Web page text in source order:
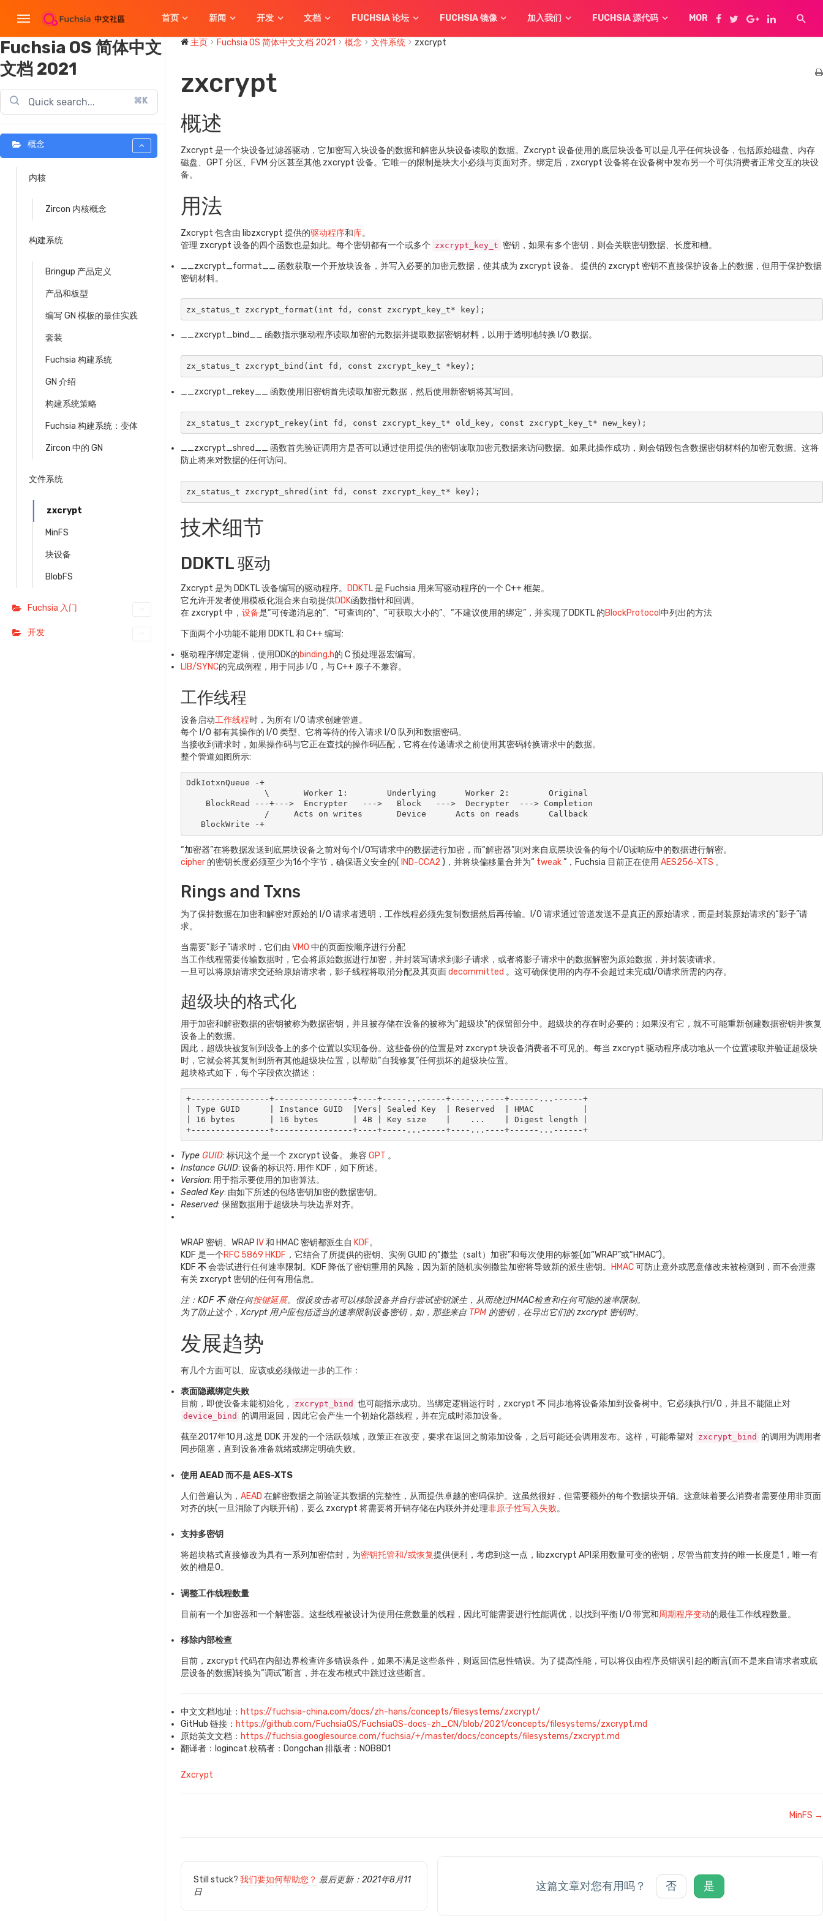
首页 新闻 开发 文档 FUCHSIA 论坛 FUCHSIA 镜像 加入我们 FUCHSIA 源代码 MORE
Fuchsia OS 简体中文
文档 2021
⌘K
概念
内核
Zircon 内核概念
构建系统
Bringup 产品定义
产品和板型
编写 GN 模板的最佳实践
套装
Fuchsia 构建系统
GN 介绍
构建系统策略
Fuchsia 构建系统：变体
Zircon 中的 GN
文件系统
zxcrypt
MinFS
块设备
BlobFS
Fuchsia 入门
开发
主页 Fuchsia OS 简体中文文档 2021 概念 文件系统 zxcrypt
zxcrypt
概述
Zxcrypt 是一个块设备过滤器驱动，它加密写入块设备的数据和解密从块设备读取的数据。Zxcrypt 设备使用的底层块设备可以是几乎任何块设备，包括原始磁盘、内存
磁盘、GPT 分区、FVM 分区甚至其他 zxcrypt 设备。它唯一的限制是块大小必须与页面对齐。绑定后，zxcrypt 设备将在设备树中发布另一个可供消费者正常交互的块设
备。
用法
Zxcrypt 包含由 libzxcrypt 提供的驱动程序和库。
管理 zxcrypt 设备的四个函数也是如此。每个密钥都有一个或多个 zxcrypt_key_t 密钥，如果有多个密钥，则会关联密钥数据、长度和槽。
__zxcrypt_format__ 函数获取一个开放块设备，并写入必要的加密元数据，使其成为 zxcrypt 设备。 提供的 zxcrypt 密钥不直接保护设备上的数据，但用于保护数据
密钥材料。
zx_status_t zxcrypt_format(int fd, const zxcrypt_key_t* key);
__zxcrypt_bind__ 函数指示驱动程序读取加密的元数据并提取数据密钥材料，以用于透明地转换 I/O 数据。
zx_status_t zxcrypt_bind(int fd, const zxcrypt_key_t *key);
__zxcrypt_rekey__ 函数使用旧密钥首先读取加密元数据，然后使用新密钥将其写回。
zx_status_t zxcrypt_rekey(int fd, const zxcrypt_key_t* old_key, const zxcrypt_key_t* new_key);
__zxcrypt_shred__ 函数首先验证调用方是否可以通过使用提供的密钥读取加密元数据来访问数据。如果此操作成功，则会销毁包含数据密钥材料的加密元数据。这将
防止将来对数据的任何访问。
zx_status_t zxcrypt_shred(int fd, const zxcrypt_key_t* key);
技术细节
DDKTL 驱动
Zxcrypt 是为 DDKTL 设备编写的驱动程序。 DDKTL是 Fuchsia 用来写驱动程序的一个 C++ 框架。
它允许开发者使用模板化混合来自动提供DDK函数指针和回调。
在 zxcrypt 中， 设备是“可传递消息的”、“可查询的”、“可获取大小的”、“不建议使用的绑定”，并实现了DDKTL 的BlockProtocol 中列出的方法
下面两个小功能不能用 DDKTL 和 C++ 编写:
驱动程序绑定逻辑，使用DDK的binding.h的 C 预处理器宏编写。
LIB/SYNC的完成例程，用于同步 I/O，与 C++ 原子不兼容。
工作线程
设备启动工作线程时，为所有 I/O 请求创建管道。
每个 I/O 都有其操作的 I/O 类型、它将等待的传入请求 I/O 队列和数据密码。
当接收到请求时，如果操作码与它正在查找的操作码匹配，它将在传递请求之前使用其密码转换请求中的数据。
整个管道如图所示:
DdkIotxnQueue -+
                \       Worker 1:        Underlying      Worker 2:        Original
   BlockWrite -+
“加密器”在将数据发送到底层块设备之前对每个I/O写请求中的数据进行加密，而“解密器”则对来自底层块设备的每个I/O读响应中的数据进行解密。
cipher 的密钥长度必须至少为16个字节，确保语义安全的( IND-CCA2 )，并将块偏移量合并为“ tweak”，Fuchsia 目前正在使用 AES256-XTS 。
Rings and Txns
为了保持数据在加密和解密对原始的 I/O 请求者透明，工作线程必须先复制数据然后再传输。I/O 请求通过管道发送不是真正的原始请求，而是封装原始请求的“影子”请
求。
当需要“影子”请求时，它们由 VMO 中的页面按顺序进行分配
当工作线程需要传输数据时，它会将原始数据进行加密，并封装写请求到影子请求，或者将影子请求中的数据解密为原始数据，并封装读请求。
一旦可以将原始请求交还给原始请求者，影子线程将取消分配及其页面decommitted 。这可确保使用的内存不会超过未完成I/O请求所需的内存。
超级块的格式化
用于加密和解密数据的密钥被称为数据密钥，并且被存储在设备的被称为“超级块”的保留部分中。超级块的存在时必要的；如果没有它，就不可能重新创建数据密钥并恢复
设备上的数据。
因此，超级块被复制到设备上的多个位置以实现备份。这些备份的位置是对 zxcrypt 块设备消费者不可见的。每当 zxcrypt 驱动程序成功地从一个位置读取并验证超级块
时，它就会将其复制到所有其他超级块位置，以帮助“自我修复”任何损坏的超级块位置。
超块格式如下，每个字段依次描述：
+----------------+----------------+----+-----...-----+----...----+------...------+
| Type GUID      | Instance GUID  |Vers| Sealed Key  | Reserved  | HMAC          |
| 16 bytes       | 16 bytes       | 4B | Key size    |    ...    | Digest length |
+----------------+----------------+----+-----...-----+----...----+------...------+
Type GUID: 标识这个是一个 zxcrypt 设备。 兼容 GPT 。
Instance GUID: 设备的标识符, 用作 KDF，如下所述。
Version: 用于指示要使用的加密算法。
Sealed Key: 由如下所述的包络密钥加密的数据密钥。
Reserved: 保留数据用于超级块与块边界对齐。
WRAP 密钥、WRAP IV和 HMAC 密钥都派生自 KDF。
KDF 是一个RFC 5869 HKDF ，它结合了所提供的密钥、实例 GUID 的“撒盐（salt）加密”和每次使用的标签(如“WRAP”或“HMAC”)。
KDF 不会尝试进行任何速率限制。KDF 降低了密钥重用的风险，因为新的随机实例撒盐加密将导致新的派生密钥。 HMAC可防止意外或恶意修改未被检测到，而不会泄露
有关 zxcrypt 密钥的任何有用信息。
注：KDF不做任何按键延展。假设攻击者可以移除设备并自行尝试密钥派生，从而绕过HMAC检查和任何可能的速率限制。
为了防止这个，Xcrypt 用户应包括适当的速率限制设备密钥，如，那些来自TPM 的密钥，在导出它们的 zxcrypt 密钥时。
发展趋势
有几个方面可以、应该或必须做进一步的工作：
表面隐藏绑定失败
目前，即使设备未能初始化，
zxcrypt_bind 也可能指示成功。当绑定逻辑运行时，zxcrypt 不同步地将设备添加到设备树中。它必须执行I/O，并且不能阻止对
device_bind
的调用返回，因此它会产生一个初始化器线程，并在完成时添加设备。
截至2017年10月,这是 DDK 开发的一个活跃领域，政策正在改变，要求在返回之前添加设备，之后可能还会调用发布。这样，可能希望对 zxcrypt_bind
的调用为调用者
同步阻塞，直到设备准备就绪或绑定明确失败。
使用 AEAD 而不是 AES-XTS
人们普遍认为， AEAD 在解密数据之前验证其数据的完整性，从而提供卓越的密码保护。这虽然很好，但需要额外的每个数据块开销。这意味着要么消费者需要使用非页面
对齐的块(一旦消除了内联开销)，要么 zxcrypt 将需要将开销存储在内联外并处理非原子性写入失败。
支持多密钥
将超块格式直接修改为具有一系列加密信封，为密钥托管和/或恢复提供便利，考虑到这一点，libzxcrypt API采用数量可变的密钥，尽管当前支持的唯一长度是1，唯一有
效的槽是0。
调整工作线程数量
目前有一个加密器和一个解密器。这些线程被设计为使用任意数量的线程，因此可能需要进行性能调优，以找到平衡 I/O 带宽和周期程序变动的最佳工作线程数量。
移除内部检查
目前，zxcrypt 代码在内部边界检查许多错误条件，如果不满足这些条件，则返回信息性错误。为了提高性能，可以将仅由程序员错误引起的断言(而不是来自请求者或底
层设备的数据)转换为“调试”断言，并在发布模式中跳过这些断言。
中文文档地址： https://fuchsia-china.com/docs/zh-hans/concepts/filesystems/zxcrypt/
GitHub 链接： https://github.com/FuchsiaOS/FuchsiaOS-docs-zh_CN/blob/2021/concepts/filesystems/zxcrypt.md
原始英文文档： https://fuchsia.googlesource.com/fuchsia/+/master/docs/concepts/filesystems/zxcrypt.md
翻译者：logincat 校稿者：Dongchan 排版者：N0B8D1
标
Zxcrypt
航
MinFS →
Still stuck? 我们要如何帮助您？ 最后更新：2021年8月11
日
这篇文章对您有用吗？ 否 是